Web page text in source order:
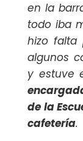
en la
todo iba
hizo falta
algunos
y estuve
de la
cafetería.